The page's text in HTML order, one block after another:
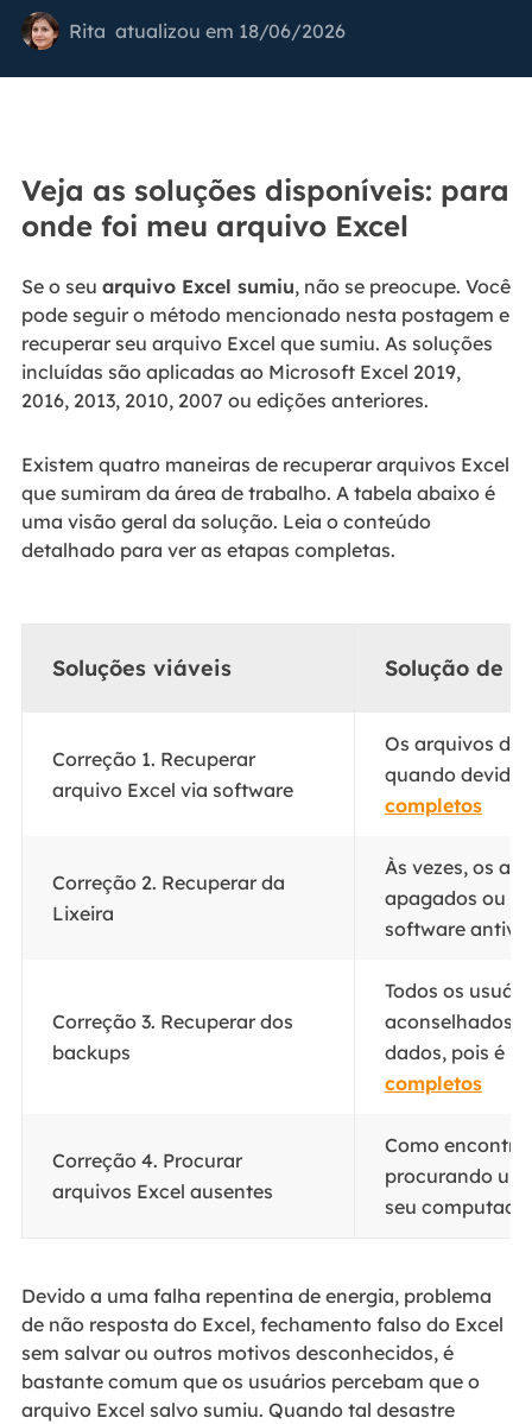
Rita atualizou em 18/06/2026
Veja as soluções disponíveis: para
onde foi meu arquivo Excel
Se o seu arquivo Excel sumiu, não se preocupe. Você
pode seguir o método mencionado nesta postagem e
recuperar seu arquivo Excel que sumiu. As soluções
incluídas são aplicadas ao Microsoft Excel 2019,
2016, 2013, 2010, 2007 ou edições anteriores.
Existem quatro maneiras de recuperar arquivos Excel
que sumiram da área de trabalho. A tabela abaixo é
uma visão geral da solução. Leia o conteúdo
detalhado para ver as etapas completas.
Soluções viáveis Solução de
Correção 1. Recuperar
arquivo Excel via software
Os arquivos do
quando devido
completos
Correção 2. Recuperar da
Lixeira
Às vezes, os
apagados ou
software
Correção 3. Recuperar dos
backups
Todos os
aconselhados
dados, pois é
completos
Correção 4. Procurar
arquivos Excel ausentes
Como
procurando
seu
Devido a uma falha repentina de energia, problema
de não resposta do Excel, fechamento falso do Excel
sem salvar ou outros motivos desconhecidos, é
bastante comum que os usuários percebam que o
arquivo Excel salvo sumiu. Quando tal desastre